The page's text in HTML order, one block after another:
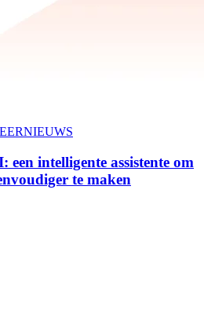
NIEUWS
: een intelligente assistente om
te maken